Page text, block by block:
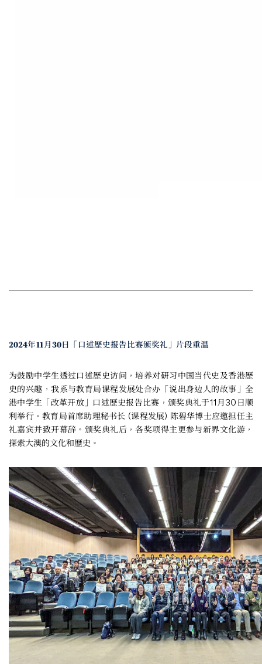
2024年11月30日「口述歷史报告比赛颁奖礼」片段重温
为鼓励中学生透过口述歷史访问，培养对研习中国当代史及香港歷
史的兴趣，我系与教育局课程发展处合办「说出身边人的故事」全
港中学生「改革开放」口述歷史报告比赛，颁奖典礼于11月30日顺
利举行。教育局首席助理秘书长 (课程发展) 陈碧华博士应邀担任主
礼嘉宾并致开幕辞。颁奖典礼后，各奖项得主更参与新界文化游，
探索大澳的文化和歷史。